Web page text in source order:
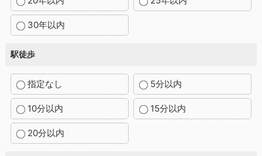
30年以内
駅徒歩
指定なし 5分以内
10分以内 15分以内
20分以内